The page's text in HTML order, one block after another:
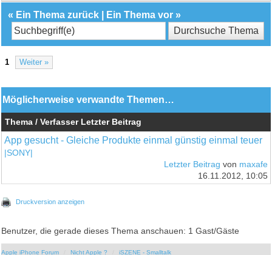
« Ein Thema zurück Ein Thema vor »
1 Weiter »
Möglicherweise verwandte Themen…
Thema / Verfasser Letzter Beitrag
App gesucht - Gleiche Produkte einmal günstig einmal teuer
|SONY|
Letzter Beitrag von maxafe
16.11.2012, 10:05
Druckversion anzeigen
Benutzer, die gerade dieses Thema anschauen: 1 Gast/Gäste
Apple iPhone Forum Nicht Apple ? iSZENE - Smalltalk